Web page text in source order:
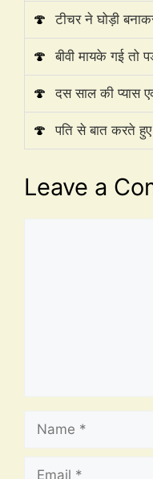
🍄 टीचर ने घोड़ी
🍄 बीवी मायके गई तो
🍄 दस साल की प्यास
🍄 पति से बात करते
Leave a